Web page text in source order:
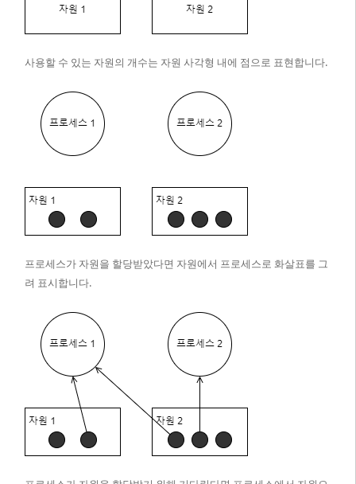
사용할 수 있는 자원의 개수는 자원 사각형 내에 점으로 표현합니다.
프로세스가 자원을 할당받았다면 자원에서 프로세스로 화살표를 그
려 표시합니다.